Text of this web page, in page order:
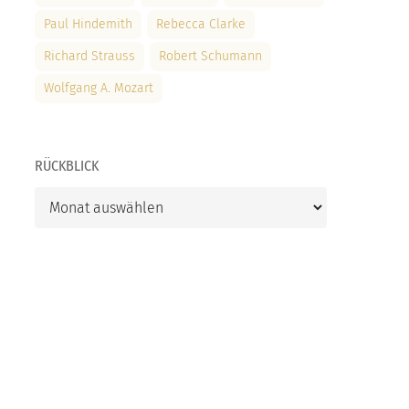
Paul Hindemith Rebecca Clarke
Richard Strauss Robert Schumann
Wolfgang A. Mozart
RÜCKBLICK
Rückblick